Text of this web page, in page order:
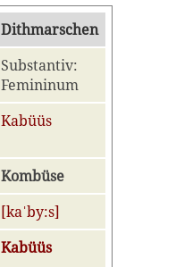
Dithmarschen
Substantiv:
Femininum
Kabüüs
Kombüse
[kaˈby:s]
Kabüüs